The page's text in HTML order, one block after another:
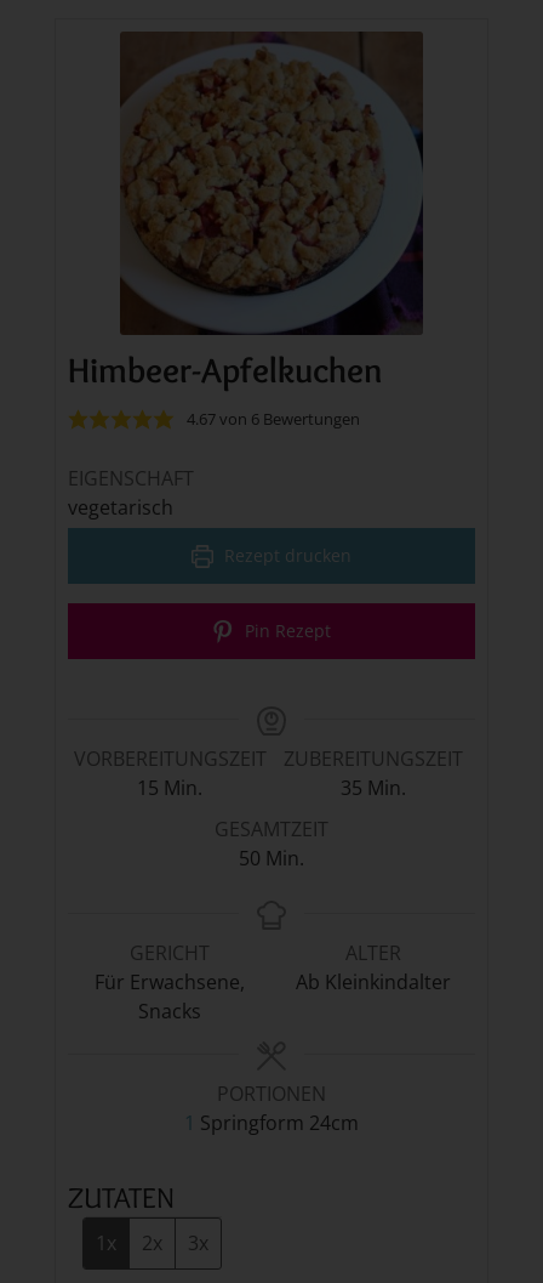
Himbeer-Apfelkuchen
4.67von 6Bewertungen
EIGENSCHAFT
vegetarisch
Rezept drucken
Pin Rezept
VORBEREITUNGSZEIT
15Minuten
Min.
ZUBEREITUNGSZEIT
35 Minuten
Min.
GESAMTZEIT
50Minuten
Min.
GERICHT
Für Erwachsene,
Snacks
ALTER
Ab Kleinkindalter
PORTIONEN
1 Springform 24cm
ZUTATEN
1x 2x 3x